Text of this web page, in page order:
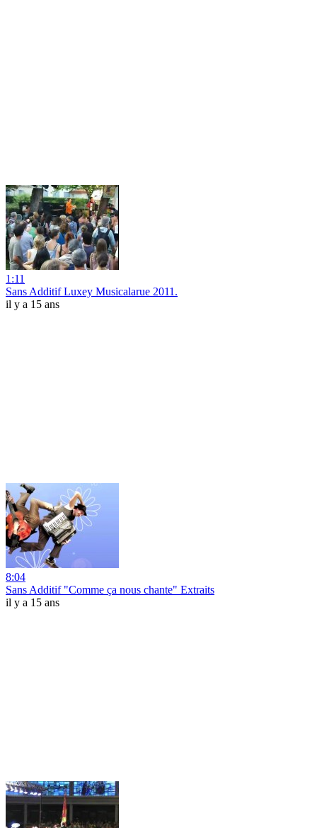
1:11
Sans Additif Luxey Musicalarue 2011.
il y a 15 ans
8:04
Sans Additif "Comme ça nous chante" Extraits
il y a 15 ans